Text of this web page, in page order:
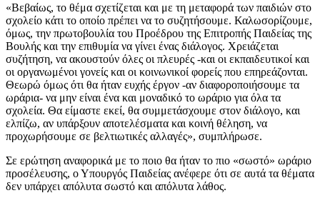
«Βεβαίως, το θέμα σχετίζεται και με τη μεταφορά των παιδιών στο
σχολείο κάτι το οποίο πρέπει να το συζητήσουμε. Καλωσορίζουμε,
όμως, την πρωτοβουλία του Προέδρου της Επιτροπής Παιδείας της
Βουλής και την επιθυμία να γίνει ένας διάλογος. Χρειάζεται
συζήτηση, να ακουστούν όλες οι πλευρές -και οι εκπαιδευτικοί και
οι οργανωμένοι γονείς και οι κοινωνικοί φορείς που επηρεάζονται.
Θεωρώ όμως ότι θα ήταν ευχής έργον -αν διαφοροποιήσουμε τα
ωράρια- να μην είναι ένα και μοναδικό το ωράριο για όλα τα
σχολεία. Θα είμαστε εκεί, θα συμμετάσχουμε στον διάλογο, και
ελπίζω, αν υπάρξουν αποτελέσματα και κοινή θέληση, να
προχωρήσουμε σε βελτιωτικές αλλαγές», συμπλήρωσε.
Σε ερώτηση αναφορικά με το ποιο θα ήταν το πιο «σωστό» ωράριο
προσέλευσης, ο Υπουργός Παιδείας ανέφερε ότι σε αυτά τα θέματα
δεν υπάρχει απόλυτα σωστό και απόλυτα λάθος.